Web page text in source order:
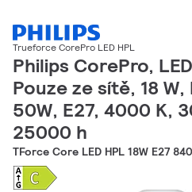
Trueforce CorePro LED HPL
Philips CorePro,
Pouze ze sítě, 18 W,
50W, E27, 4000 K,
25000 h
TForce Core LED HPL 18W E27